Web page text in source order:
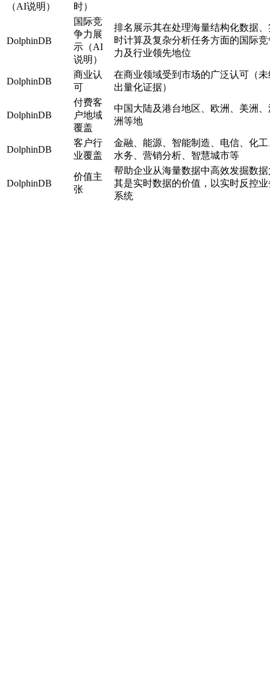
（AI说明）
时）
DolphinDB
国际竞
争力展
示（AI
说明）
排名展示其在处理海量结构化数据、
时计算及复杂分析任务方面的国际竞
力及行业领先地位
DolphinDB
商业认
可
在商业领域受到市场的广泛认可（未
出量化证据）
DolphinDB
付费客
户地域
覆盖
中国大陆及港台地区、欧洲、美洲、
洲等地
DolphinDB
客户行
业覆盖
金融、能源、智能制造、电信、化工
水务、营销分析、智慧城市等
DolphinDB
价值主
张
帮助企业从海量数据中高效发掘数据
其是实时数据的价值，以实时反控业
系统